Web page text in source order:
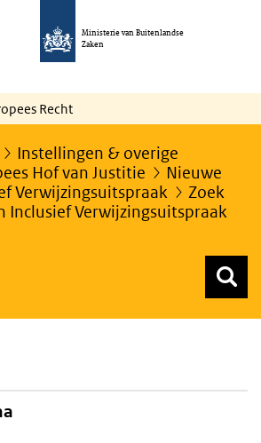
Ministerie van Buitenlandse
Zaken
Recht
Instellingen & overige
Hof van Justitie
Nieuwe
Verwijzingsuitspraak
Zoek
Inclusief Verwijzingsuitspraak